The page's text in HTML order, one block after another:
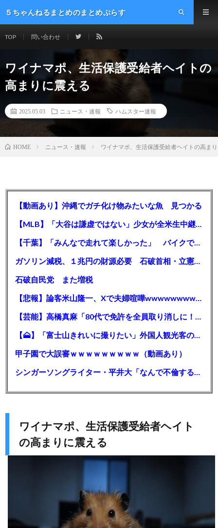
５ちゃんねるまとめのまとめぷらす
TOP 問い合わせ
ワイナマポ、生活保護受給者ヘイトの
高まりに震える
2025.05.03 ニュース・速報 ハムスター速報
HOME ニュース・速報 ワイナマポ、生活保護受給者ヘイトの高ま
【動画あり】沖縄でガチ化け物みたいな魚 見つかる
【MLB】「大谷は謙虚ではない」少女が全米生中継で突然の大谷翔平批判 サイン無視された過去明かす
【千葉】「みんなで走れて楽しかった」 バイクでバースデー集団暴走 男女５７人を書類送検 SNSで参加者募る
ガソリン減税、１兆円の財源必要 石破首相・立憲野田氏「財源は死に物狂いで確保しなければならない」「本当に死に物狂いで」
石破自民党 また増税
【悲報】論客米山隆一、Xで夫婦喧嘩wwwwwwwwwwww
【芸能】高橋真麻「80代で免許を全員取り消しに！」 高齢ドライバーの事故問題で、高齢者の運転免許取り消し法を提案
【🗻】「富士山きれいに撮りたい」外国人観光客のレンタカー事故が急増…「ハンドルが逆で慣れず」、道の狭さも
甲子園で大誤審ｗｗｗｗｗｗｗｗｗ（動画あり）
シンガーソングライター・平井大「なんで不倫するか知ってる？妥協で結婚するからさ。」←浅すぎると大炎上
ワイナマポ、生活保護受給者ヘイト
の高まりに震える